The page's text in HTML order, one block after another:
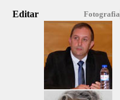
Editar Fotografia